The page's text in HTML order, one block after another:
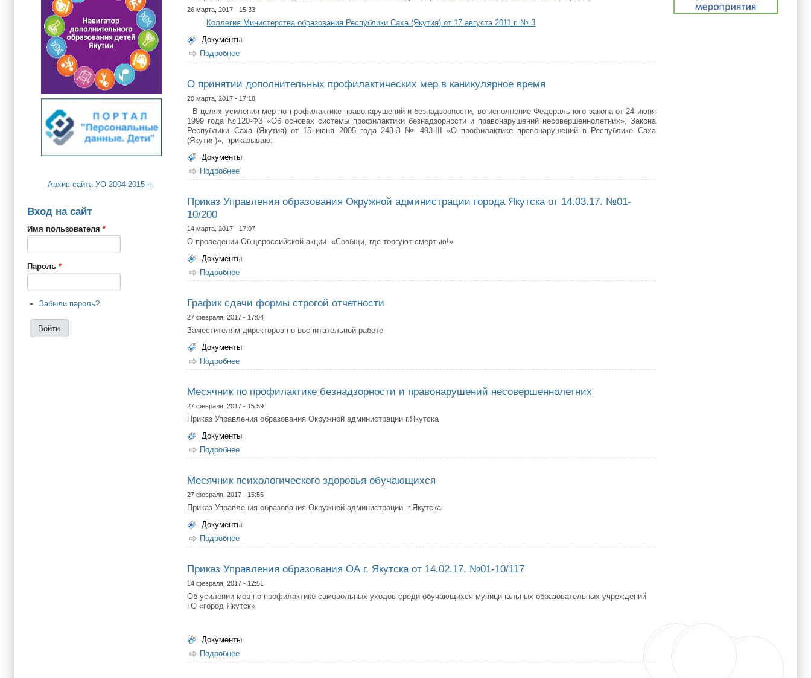
Архив сайта УО 2004-2015 гг.
Вход на сайт
Имя пользователя *
Пароль *
Забыли пароль?
26 марта, 2017 - 15:33
Коллегия Министерства образования Республики Саха (Якутия) от 17 августа 2011 г. № 3
Документы
Подробнее
О принятии дополнительных профилактических мер в каникулярное время
20 марта, 2017 - 17:18
В целях усиления мер по профилактике правонарушений и безнадзорности, во исполнение Федерального закона от 24 июня
1999 года №120-ФЗ «Об основах системы профилактики безнадзорности и правонарушений несовершеннолетних», Закона
Республики Саха (Якутия) от 15 июня 2005 года 243-З № 493-III «О профилактике правонарушений в Республике Саха
(Якутия)», приказываю:
Документы
Подробнее
Приказ Управления образования Окружной администрации города Якутска от 14.03.17. №01-
10/200
14 марта, 2017 - 17:07
О проведении Общероссийской акции «Сообщи, где торгуют смертью!»
Документы
Подробнее
График сдачи формы строгой отчетности
27 февраля, 2017 - 17:04
Заместителям директоров по воспитательной работе
Документы
Подробнее
Месячник по профилактике безнадзорности и правонарушений несовершеннолетних
27 февраля, 2017 - 15:59
Приказ Управления образования Окружной администрации г.Якутска
Документы
Подробнее
Месячник психологического здоровья обучающихся
27 февраля, 2017 - 15:55
Приказ Управления образования Окружной администрации г.Якутска
Документы
Подробнее
Приказ Управления образования ОА г. Якутска от 14.02.17. №01-10/117
14 февраля, 2017 - 12:51
Об усилении мер по профилактике самовольных уходов среди обучающихся муниципальных образовательных учреждений
ГО «город Якутск»
Документы
Подробнее